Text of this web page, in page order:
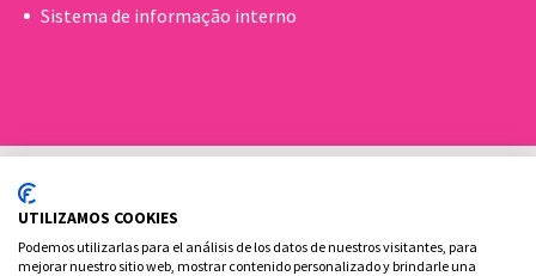
Sistema de informação interno
UTILIZAMOS COOKIES
Podemos utilizarlas para el análisis de los datos de nuestros visitantes, para
mejorar nuestro sitio web, mostrar contenido personalizado y brindarle una